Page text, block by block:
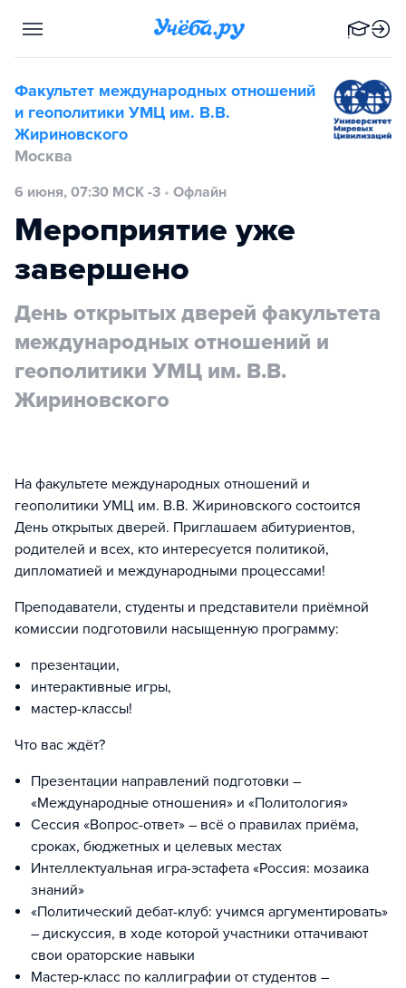
Факультет международных отношений
и геополитики УМЦ им. В.В.
Жириновского
Москва
6 июня, 07:30 МСК -3 • Офлайн
Мероприятие уже
завершено
День открытых дверей факультета
международных отношений и
геополитики УМЦ им. В.В.
Жириновского
На факультете международных отношений и
геополитики УМЦ им. В.В. Жириновского состоится
День открытых дверей. Приглашаем абитуриентов,
родителей и всех, кто интересуется политикой,
дипломатией и международными процессами!
Преподаватели, студенты и представители приёмной
комиссии подготовили насыщенную программу:
презентации,
интерактивные игры,
мастер-классы!
Что вас ждёт?
Презентации направлений подготовки –
«Международные отношения» и «Политология»
Сессия «Вопрос-ответ» – всё о правилах приёма,
сроках, бюджетных и целевых местах
Интеллектуальная игра-эстафета «Россия: мозаика
знаний»
«Политический дебат-клуб: учимся аргументировать»
– дискуссия, в ходе которой участники оттачивают
свои ораторские навыки
Мастер-класс по каллиграфии от студентов –